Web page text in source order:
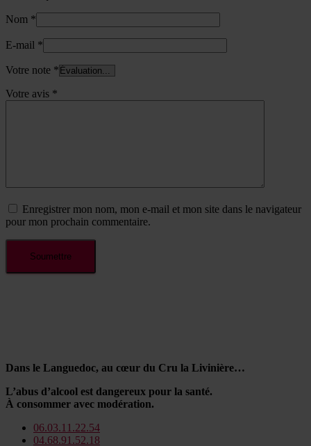
Nom *
E-mail *
Votre note *
Votre avis *
Enregistrer mon nom, mon e-mail et mon site dans le navigateur
pour mon prochain commentaire.
Dans le Languedoc, au cœur du Cru la Livinière…
L’abus d’alcool est dangereux pour la santé.
À consommer avec modération.
06.03.11.22.54
04.68.91.52.18